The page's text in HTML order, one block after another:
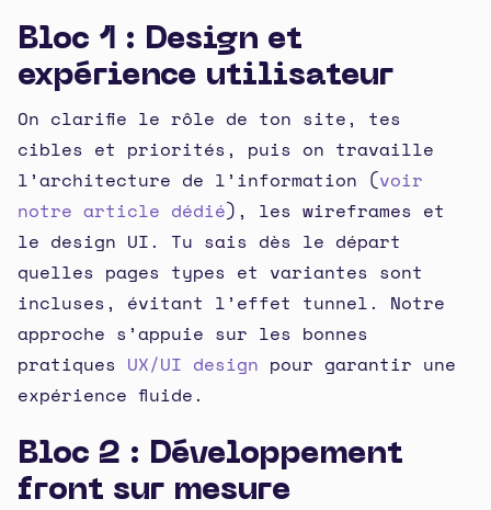
Bloc 1 : Design et
expérience utilisateur
On clarifie le rôle de ton site, tes
cibles et priorités, puis on travaille
l’architecture de l’information (voir
notre article dédié), les wireframes et
le design UI. Tu sais dès le départ
quelles pages types et variantes sont
incluses, évitant l’effet tunnel. Notre
approche s’appuie sur les bonnes
pratiques UX/UI design pour garantir une
expérience fluide.
Bloc 2 : Développement
front sur mesure